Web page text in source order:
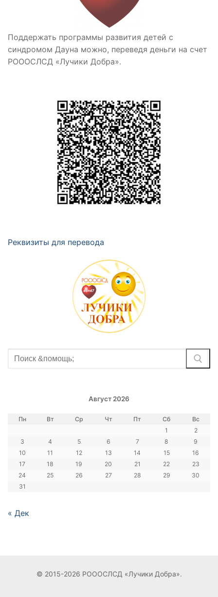
Поддержать программы развития детей с
синдромом Дауна можно, переведя деньги на счет
РОООСЛСД «Лучики Добра».
Реквизиты для перевода
Найти:
Август 2026
Пн Вт Ср Чт Пт Сб
Вс
1
2
3
4 5 6 7 8
9
10
11 12 13 14 15
16
17
18 19 20 21 22
23
24
25 26 27 28 29
30
31
« Дек
© 2015-2026 РОООСЛСД «Лучики Добра».